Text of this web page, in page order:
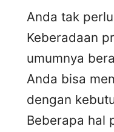
Anda tak
Keberadaan
umumnya
Anda bisa
dengan
Beberapa hal